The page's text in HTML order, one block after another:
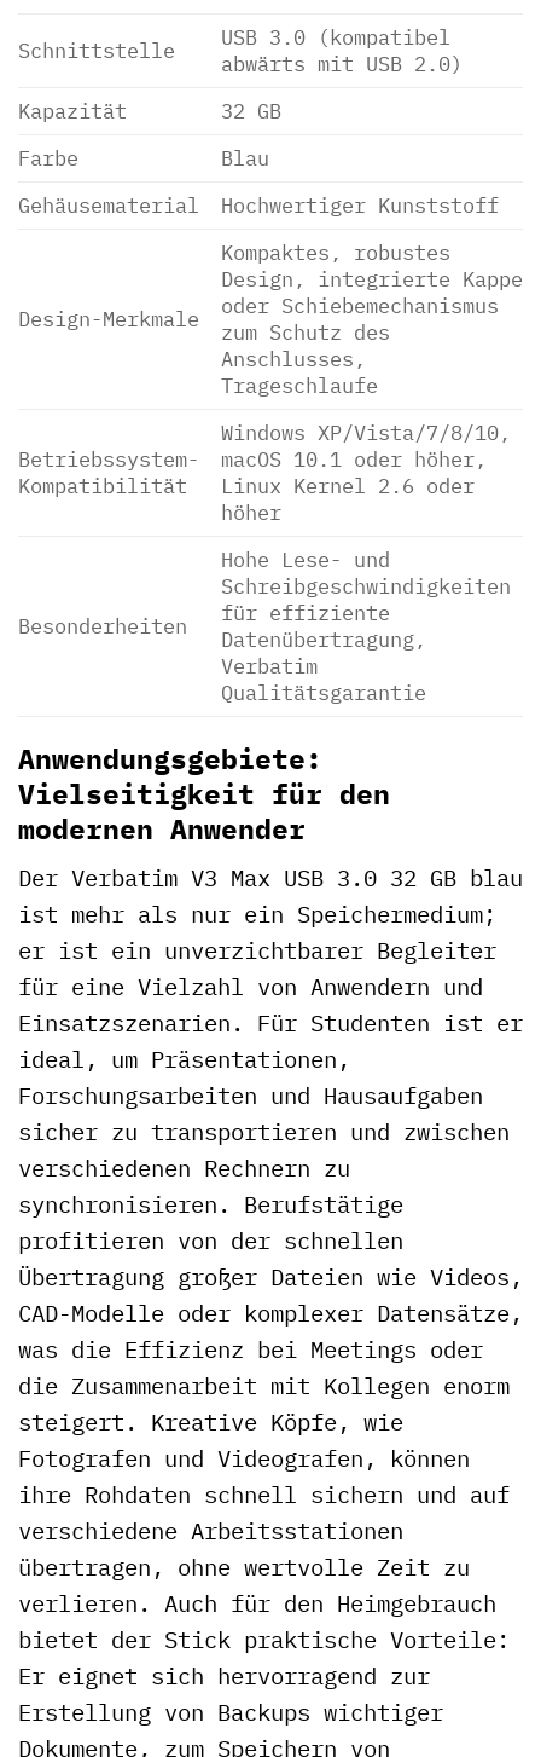
Schnittstelle
USB 3.0 (kompatibel
abwärts mit USB 2.0)
Kapazität
32 GB
Farbe
Blau
Gehäusematerial
Hochwertiger Kunststoff
Design-Merkmale
Kompaktes, robustes
Design, integrierte Kappe
oder Schiebemechanismus
zum Schutz des
Anschlusses,
Trageschlaufe
Betriebssystem-
Kompatibilität
Windows XP/Vista/7/8/10,
macOS 10.1 oder höher,
Linux Kernel 2.6 oder
höher
Besonderheiten
Hohe Lese- und
Schreibgeschwindigkeiten
für effiziente
Datenübertragung,
Verbatim
Qualitätsgarantie
Anwendungsgebiete:
Vielseitigkeit für den
modernen Anwender
Der Verbatim V3 Max USB 3.0 32 GB blau
ist mehr als nur ein Speichermedium;
er ist ein unverzichtbarer Begleiter
für eine Vielzahl von Anwendern und
Einsatzszenarien. Für Studenten ist er
ideal, um Präsentationen,
Forschungsarbeiten und Hausaufgaben
sicher zu transportieren und zwischen
verschiedenen Rechnern zu
synchronisieren. Berufstätige
profitieren von der schnellen
Übertragung großer Dateien wie Videos,
CAD-Modelle oder komplexer Datensätze,
was die Effizienz bei Meetings oder
die Zusammenarbeit mit Kollegen enorm
steigert. Kreative Köpfe, wie
Fotografen und Videografen, können
ihre Rohdaten schnell sichern und auf
verschiedene Arbeitsstationen
übertragen, ohne wertvolle Zeit zu
verlieren. Auch für den Heimgebrauch
bietet der Stick praktische Vorteile:
Er eignet sich hervorragend zur
Erstellung von Backups wichtiger
Dokumente, zum Speichern von